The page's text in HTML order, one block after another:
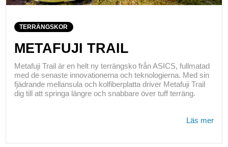
TERRÄNGSKOR
METAFUJI TRAIL
Metafuji Trail är en helt ny terrängsko från ASICS, fullmatad
med de senaste innovationerna och teknologierna. Med sin
fjädrande mellansula och kolfiberplatta driver Metafuji Trail
dig till att springa längre och snabbare över tuff terräng.
Läs mer